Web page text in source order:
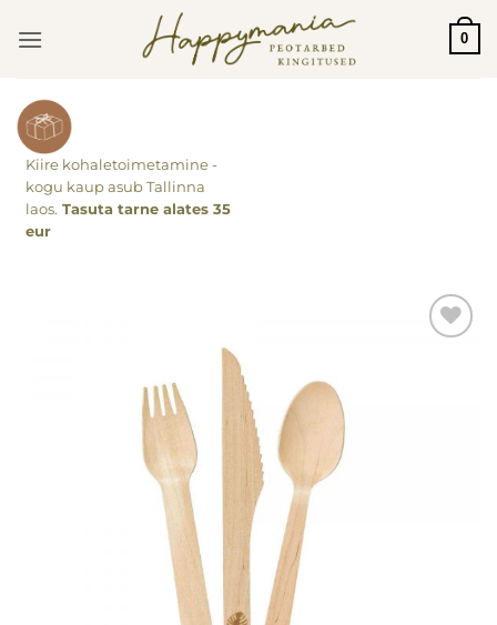
0
Kiire kohaletoimetamine -
kogu kaup asub Tallinna
laos. Tasuta tarne alates 35
eur